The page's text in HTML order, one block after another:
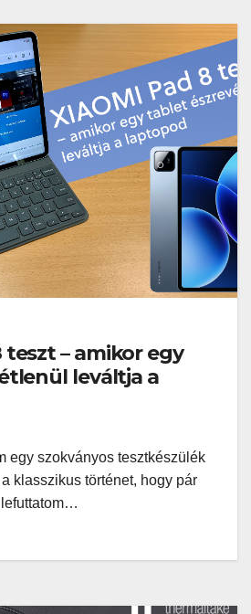
teszt – amikor egy
leváltja a
egy szokványos tesztkészülék
klasszikus történet, hogy pár